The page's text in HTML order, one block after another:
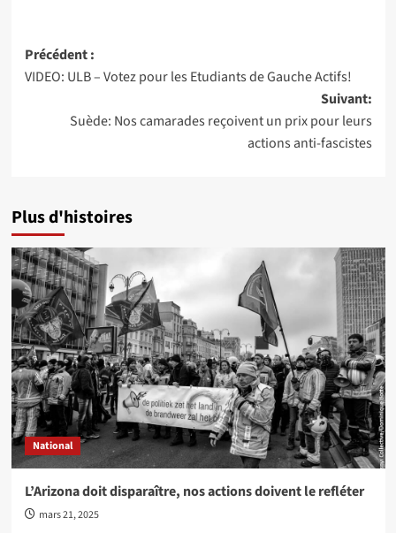
Navigation
d’article
Précédent :
VIDEO: ULB – Votez pour les Etudiants de Gauche Actifs!
Suivant:
Suède: Nos camarades reçoivent un prix pour leurs
actions anti-fascistes
Plus d'histoires
National
L’Arizona doit disparaître, nos actions doivent le refléter
mars 21, 2025